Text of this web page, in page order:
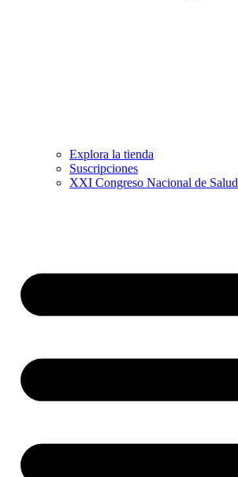
Explora la tienda
Suscripciones
XXI Congreso Nacional de Salud